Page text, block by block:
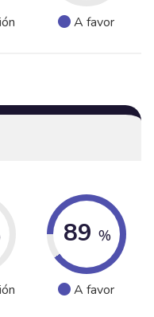
A favor
89 %
A favor